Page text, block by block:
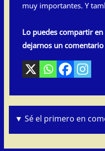
muy importantes. Y
Lo puedes compartir
dejarnos un comentario
▼ Sé el primero en